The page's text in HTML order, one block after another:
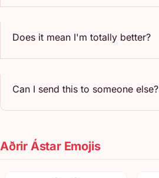
Does it mean I'm totally better?
Can I send this to someone else?
Aðrir Ástar Emojis